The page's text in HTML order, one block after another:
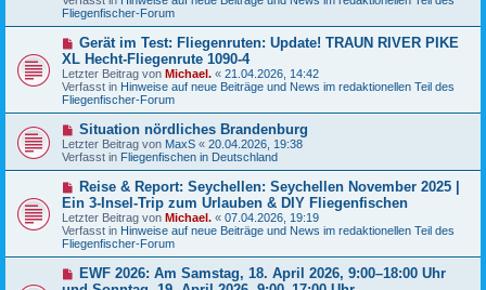
g
r
B
e
t
r
a
g
Fliegenfischer-Forum
N
e
u
e
r
B
e
t
r
a
g
Gerät im Test: Fliegenruten: Update! TRAUN RIVER PIKE
XL Hecht-Fliegenrute 1090-4
Letzter Beitrag von Michael. « 21.04.2026, 14:42
Verfasst in Hinweise auf neue Beiträge und News im redaktionellen Teil des
Fliegenfischer-Forum
N
e
u
e
B
e
i
t
r
a
g
Situation nördliches Brandenburg
Letzter Beitrag von MaxS « 20.04.2026, 19:38
Verfasst in Fliegenfischen in Deutschland
N
e
u
e
r
B
e
Reise & Report: Seychellen: Seychellen November 2025 |
Ein 3-Insel-Trip zum Urlauben & DIY Fliegenfischen
Letzter Beitrag von Michael. « 07.04.2026, 19:19
Verfasst in Hinweise auf neue Beiträge und News im redaktionellen Teil des
Fliegenfischer-Forum
NEWF 2026: Am Samstag, 18. April 2026, 9:00–18:00 Uhr